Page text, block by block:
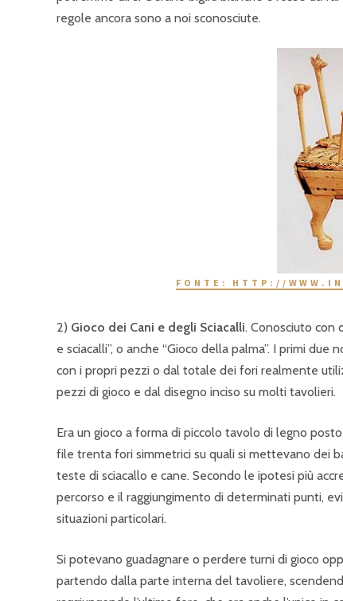
regole ancora sono a noi sconosciute.
FONTE: HTTP://
2) Gioco dei Cani e degli Sciacalli. Conosciuto con
e sciacalli”, o anche “Gioco della palma”. I primi
con i propri pezzi o dal totale dei fori realmente
pezzi di gioco e dal disegno inciso su molti tavolieri.
Era un gioco a forma di piccolo tavolo di legno
file trenta fori simmetrici su quali si mettevano dei
teste di sciacallo e cane. Secondo le ipotesi più
percorso e il raggiungimento di determinati punti,
situazioni particolari.
Si potevano guadagnare o perdere turni di gioco
partendo dalla parte interna del tavoliere,